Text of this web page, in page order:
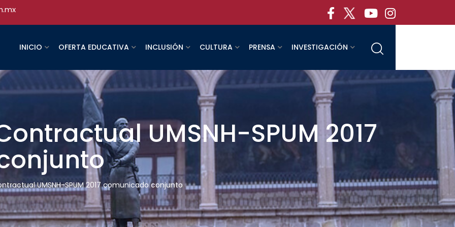
INICIO OFERTA EDUCATIVA INCLUSIÓN CULTURA PRENSA INVESTIGACIÓN
UMSNH-SPUM 2017
UMSNH-SPUM 2017 comunicado conjunto